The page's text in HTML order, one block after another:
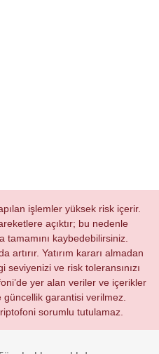
işlemler yüksek risk içerir.
açıktır; bu nedenle
tamamını kaybedebilirsiniz.
artırır. Yatırım kararı almadan
ve risk toleransınızı
yer alan veriler ve içerikler
güncellik garantisi verilmez.
sorumlu tutulamaz.